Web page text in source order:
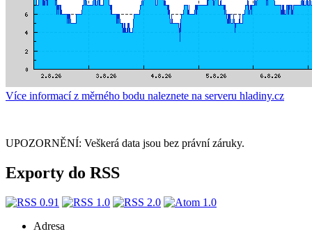
Více informací z měrného bodu naleznete na serveru hladiny.cz
UPOZORNĚNÍ: Veškerá data jsou bez právní záruky.
Exporty do RSS
Adresa